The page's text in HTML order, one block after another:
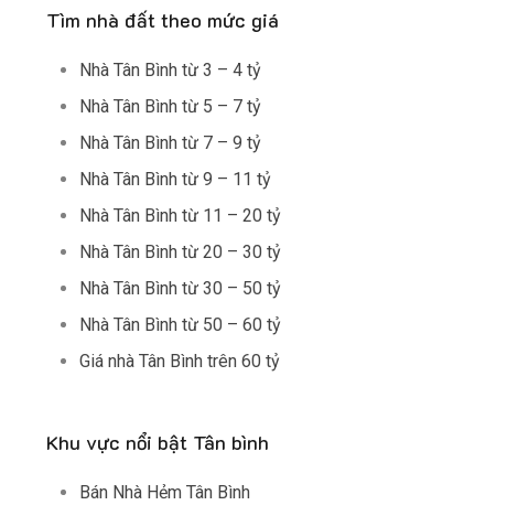
Tìm nhà đất theo mức giá
Nhà Tân Bình từ 3 – 4 tỷ
Nhà Tân Bình từ 5 – 7 tỷ
Nhà Tân Bình từ 7 – 9 tỷ
Nhà Tân Bình từ 9 – 11 tỷ
Nhà Tân Bình từ 11 – 20 tỷ
Nhà Tân Bình từ 20 – 30 tỷ
Nhà Tân Bình từ 30 – 50 tỷ
Nhà Tân Bình từ 50 – 60 tỷ
Giá nhà Tân Bình trên 60 tỷ
Khu vực nổi bật Tân bình
Bán Nhà Hẻm Tân Bình